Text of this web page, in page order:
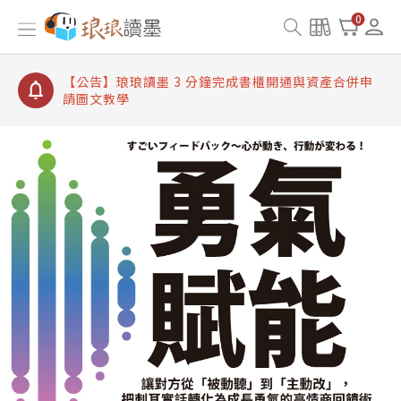
0
【公告】琅琅讀墨書櫃開通常見問題
【公告】琅琅讀墨 3 分鐘完成書櫃開通與資產合併申
【公告】琅琅書店服務升級重要說明及資產合併結果
查詢